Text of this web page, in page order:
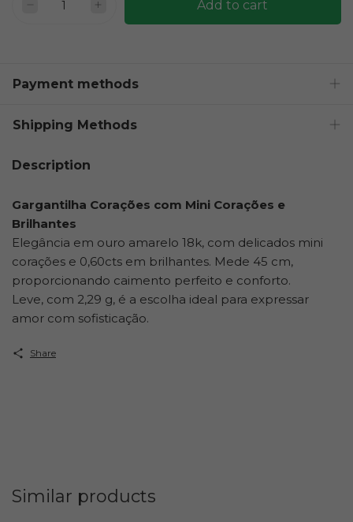
Payment methods
Shipping Methods
Description
Gargantilha Corações com Mini Corações e
Brilhantes
Elegância em ouro amarelo 18k, com delicados mini
corações e 0,60cts em brilhantes. Mede 45 cm,
proporcionando caimento perfeito e conforto.
Leve, com 2,29 g, é a escolha ideal para expressar
amor com sofisticação.
Share
Similar products